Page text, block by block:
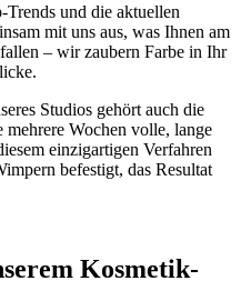
und die aktuellen
mit uns aus, was Ihnen am
– wir zaubern Farbe in Ihr
Studios gehört auch die
Wochen volle, lange
einzigartigen Verfahren
befestigt, das Resultat
Kosmetik-